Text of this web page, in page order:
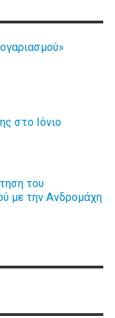
στο Ιόνιο
του
με την Ανδρομάχη